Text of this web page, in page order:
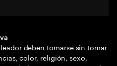
deben tomarse sin tomar
color, religión, sexo,